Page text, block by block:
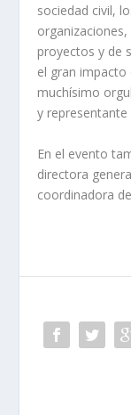
sociedad civil,
proyectos y de
el gran impacto
muchísimo
y representante
En el evento
directora
coordinadora